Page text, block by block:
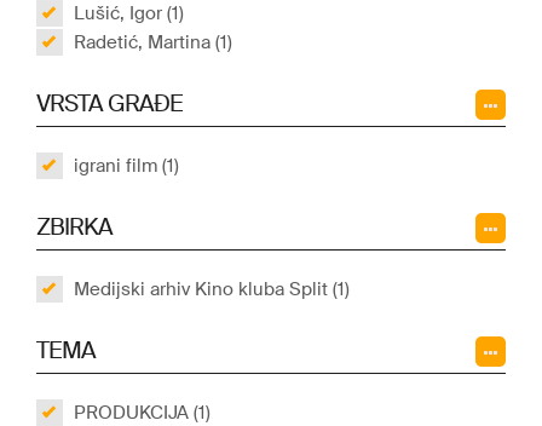
Lušić, Igor (1)
Radetić, Martina (1)
VRSTA GRAĐE
igrani film (1)
ZBIRKA
Medijski arhiv Kino kluba Split (1)
TEMA
PRODUKCIJA (1)